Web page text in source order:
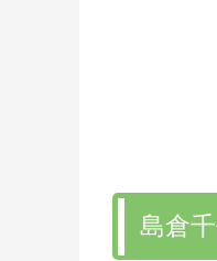
島倉